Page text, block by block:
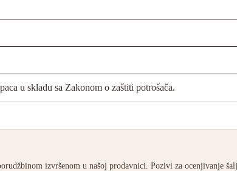
u skladu sa Zakonom o zaštiti potrošača.
izvršenom u našoj prodavnici. Pozivi za ocenjivanje